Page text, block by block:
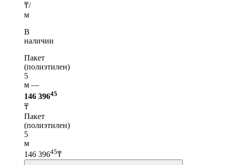
₸/
м
В
наличии
Пакет
(полиэтилен)
5
м —
146 39645
₸
Пакет
(полиэтилен)
5
м
146 39645₸